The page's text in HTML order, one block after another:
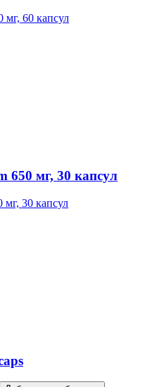
650 мг, 30 капсул